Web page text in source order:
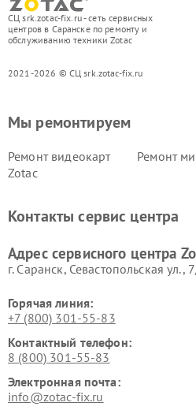
СЦ srk.zotac-fix.ru - сеть сервисных
центров в Саранске по ремонту и
обслуживанию техники Zotac
2021-2026 © СЦ srk.zotac-fix.ru
Мы ремонтируем
Ремонт видеокарт
Zotac
Ремонт
Контакты сервис центра
Адрес сервисного центра
г. Саранск, Севастопольская ул.,
Горячая линия:
+7 (800) 301-55-83
Контактный телефон:
8 (800) 301-55-83
Электронная почта:
info@zotac-fix.ru